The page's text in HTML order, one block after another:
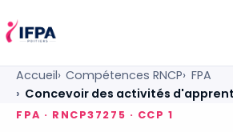
IFPA Poitiers — Centre de
Accueil Compétences RNCP FPA
Concevoir des activités
FPA · RNCP37275 · CCP 1